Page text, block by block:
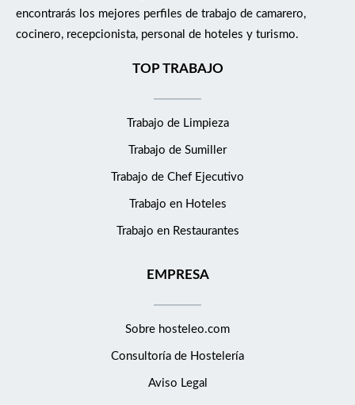
encontrarás los mejores perfiles de trabajo de camarero,
cocinero, recepcionista, personal de hoteles y turismo.
TOP TRABAJO
Trabajo de Limpieza
Trabajo de Sumiller
Trabajo de Chef Ejecutivo
Trabajo en Hoteles
Trabajo en Restaurantes
EMPRESA
Sobre hosteleo.com
Consultoría de Hostelería
Aviso Legal